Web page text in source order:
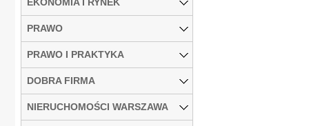
PRAWO
PRAWO I PRAKTYKA
DOBRA FIRMA
NIERUCHOMOŚCI WARSZAWA